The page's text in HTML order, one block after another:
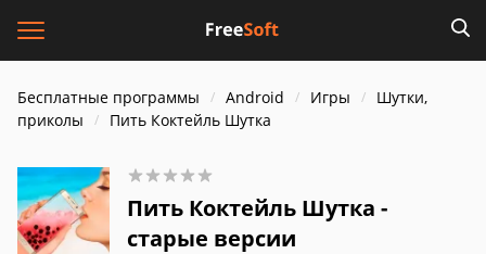
Бесплатные программы Android Игры
Шутки,
приколы
Пить Коктейль Шутка
Пить Коктейль Шутка -
старые версии